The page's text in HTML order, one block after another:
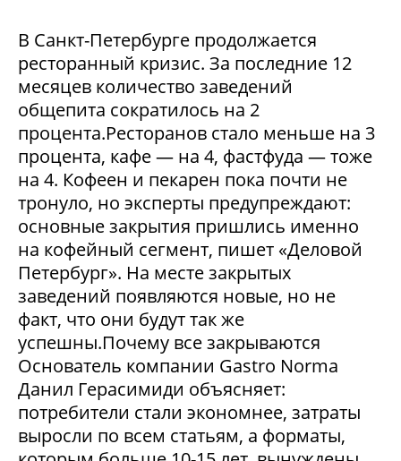
В Санкт-Петербурге продолжается
ресторанный кризис. За последние 12
месяцев количество заведений
общепита сократилось на 2
процента.Ресторанов стало меньше на 3
процента, кафе — на 4, фастфуда — тоже
на 4. Кофеен и пекарен пока почти не
тронуло, но эксперты предупреждают:
основные закрытия пришлись именно
на кофейный сегмент, пишет «Деловой
Петербург». На месте закрытых
заведений появляются новые, но не
факт, что они будут так же
успешны.Почему все закрываются
Основатель компании Gastro Norma
Данил Герасимиди объясняет:
потребители стали экономнее, затраты
выросли по всем статьям, а форматы,